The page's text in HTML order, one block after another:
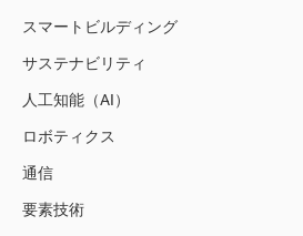
スマートビルディング
サステナビリティ
人工知能（AI）
ロボティクス
通信
要素技術